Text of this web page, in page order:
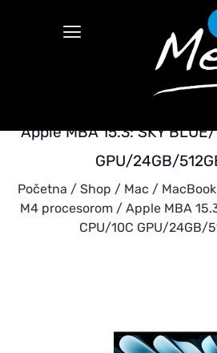
Apple MBA 15.3: SKY
GPU/24GB/
Početna / Shop / Mac /
M4 procesorom/ Apple MBA
CPU/10C GPU/24GB/